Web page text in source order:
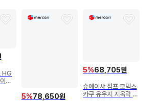
발광 등의 기능을 가진 상품에 대해서는 작
며, 작동 불량이 있는 경우 상품 상태에 표
기 제품이나 정밀 기기에 대해서는 작동 확
HG
남
5%78,650원
5%68,705원
슈에이샤 점프 코믹스
카쿠 유우지 지옥락 전